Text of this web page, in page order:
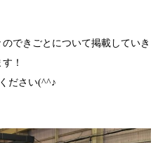
できごとについて掲載していき
す！
ださい(^^♪